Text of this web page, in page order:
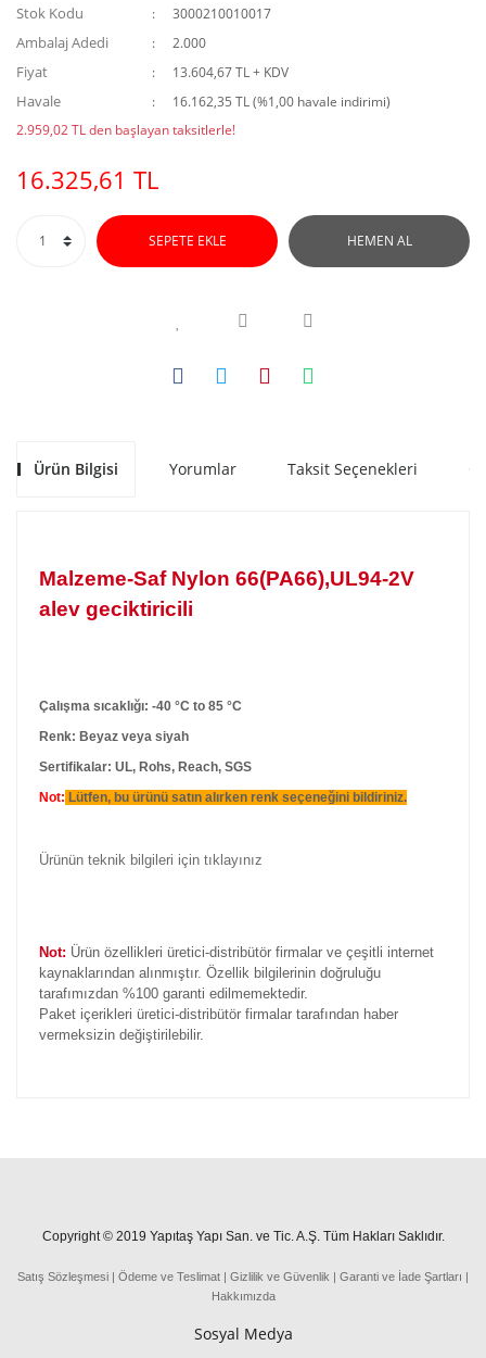
Stok Kodu 3000210010017
Ambalaj Adedi 2.000
Fiyat 13.604,67 TL + KDV
Havale
16.162,35 TL (%1,00 havale indirimi)
2.959,02 TL den başlayan taksitlerle!
16.325,61 TL
SEPETE EKLE HEMEN AL
Ürün Bilgisi Yorumlar Taksit Seçenekleri
Malzeme-Saf Nylon 66(PA66),UL94-2V
alev geciktiricili
Çalışma sıcaklığı: -40 °C to 85 °C
Renk: Beyaz veya siyah
Sertifikalar: UL, Rohs, Reach, SGS
Not: Lütfen, bu ürünü satın alırken renk seçeneğini bildiriniz.
Ürünün teknik bilgileri için tıklayınız
Not: Ürün özellikleri üretici-distribütör firmalar ve çeşitli internet
kaynaklarından alınmıştır. Özellik bilgilerinin doğruluğu
tarafımızdan %100 garanti edilmemektedir.
Paket içerikleri üretici-distribütör firmalar tarafından haber
vermeksizin değiştirilebilir.
Copyright © 2019 Yapıtaş Yapı San. ve Tic. A.Ş. Tüm Hakları Saklıdır.
Satış Sözleşmesi | Ödeme ve Teslimat | Gizlilik ve Güvenlik | Garanti ve İade Şartları |
Hakkımızda
Sosyal Medya